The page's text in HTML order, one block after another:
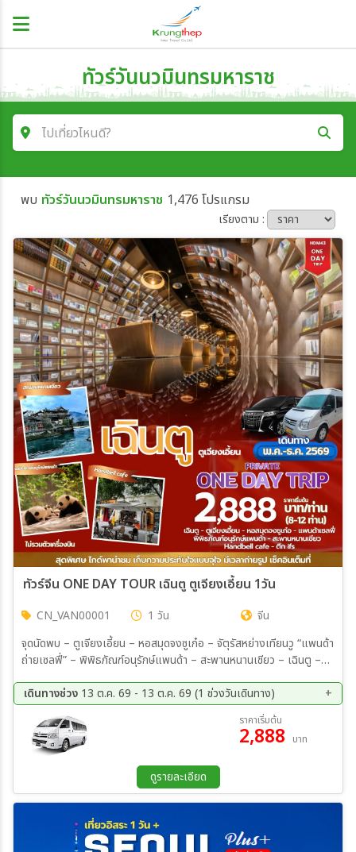
ทัวร์วันนวมินทรมหาราช
ไปเที่ยวไหนดี?
ค้นหาโปรแกรมทัวร์
โซน
ประเทศ
เมือง
สายการบิน
ตั้งแต่วันที่
ถึงวันที่
เฉพาะเดือน
เฉพาะเทศกาล
พบ ทัวร์วันนวมินทรมหาราช 1,476 โปรแกรม
เรียงตาม :
ทัวร์จีน ONE DAY TOUR เฉินตู ตูเจียงเอี้ยน 1วัน
CN_VAN00001 1 วัน
จีน
จุดนัดพบ – ตูเจียงเอี้ยน – หอสมุดจงซูเก๋อ – จัตุรัสหย่างเทียนวู “แพนด้า
ถ่ายเซลฟี่” – พิพิธภัณฑ์อนุรักษ์แพนด้า – สะพานหนานเชียว – เฉินตู –
เดินทางช่วง 13 ต.ค. 69 - 13 ต.ค. 69 (1 ช่วงวันเดินทาง)
13 ต.ค. 69 - 13 ต.ค. 69 ราคาเริ่มต้น
2,888 บาท
ดูรายละเอียด